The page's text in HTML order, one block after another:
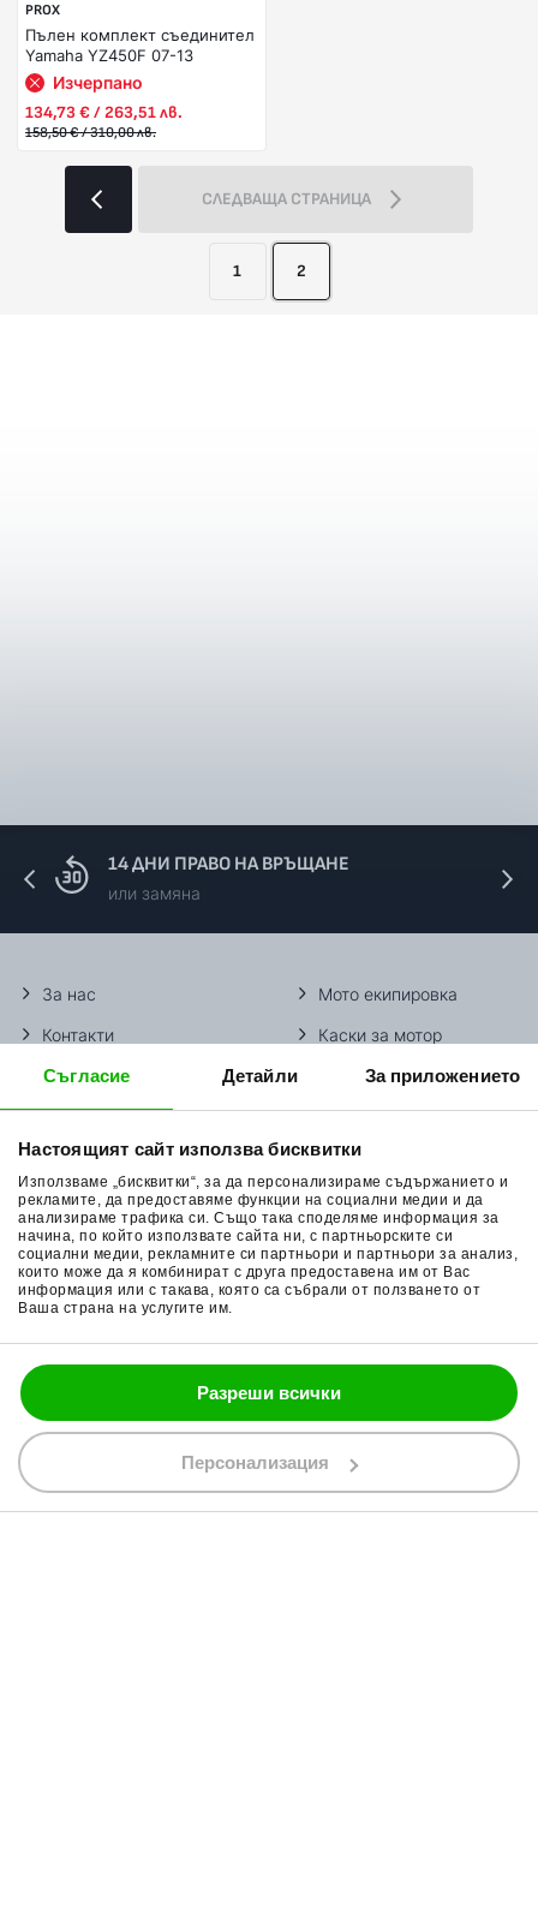
Съгласие Детайли За приложението
Настоящият сайт използва бисквитки
Използваме „бисквитки“, за да персонализираме съдържанието и
рекламите, да предоставяме функции на социални медии и да
анализираме трафика си. Също така споделяме информация за
начина, по който използвате сайта ни, с партньорските си
социални медии, рекламните си партньори и партньори за анализ,
които може да я комбинират с друга предоставена им от Вас
информация или с такава, която са събрали от ползването от
Ваша страна на услугите им.
Разреши всички
Персонализация
PROX
Пълен комплект съединител
Yamaha YZ450F 07-13
Изчерпано
134,73 € / 263,51 лв.
158,50 € / 310,00 лв.
СЛЕДВАЩА СТРАНИЦА
1 2
14 ДНИ ПРАВО НА ВРЪЩАНЕ
или замяна
За нас
Контакти
Методи доставка
Начини плащане
Връщане на стока
Общи условия
Поверителност
Политика за бисквитки
Мото екипировка
Каски за мотор
Ботуши за мотор
Гуми за мотор
Очила за мотор
Раници за мотор
Ръкавици за мотор
Части за мотор
088 200 7002
shop@bobimx.com